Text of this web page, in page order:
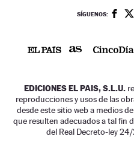
SÍGUENOS:
EDICIONES EL PAIS, S.L.U.
reproducciones y usos de las
desde este sitio web a medios
que resulten adecuados a tal fin
del Real Decreto-ley